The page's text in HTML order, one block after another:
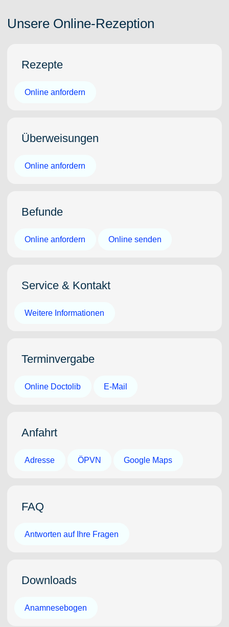
Unsere Online-Rezeption
Rezepte
Online anfordern
Überweisungen
Online anfordern
Befunde
Online anfordern Online senden
Service & Kontakt
Weitere Informationen
Terminvergabe
Online Doctolib E-Mail
Anfahrt
Adresse ÖPVN Google Maps
FAQ
Antworten auf Ihre Fragen
Downloads
Anamnesebogen